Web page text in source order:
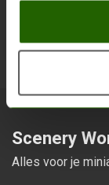
Scenery
Alles voor je